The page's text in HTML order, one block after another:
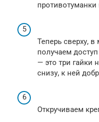
Теперь сверху,
получаем
— это три гайки
снизу, к ней
Откручиваем